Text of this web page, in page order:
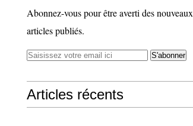
Abonnez-vous pour être averti des nouveaux
articles publiés.
Articles récents